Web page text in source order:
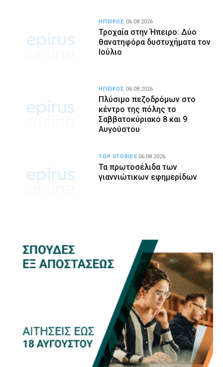
Τροχαία στην Ήπειρο: Δύο
θανατηφόρα δυστυχήματα τον
Ιούλιο
ΗΠΕΙΡΟΣ 06.08.2026
Πλύσιμο πεζοδρόμων στο
κέντρο της πόλης το
Σαββατοκύριακο 8 και 9
Αυγούστου
ΗΠΕΙΡΟΣ 06.08.2026
Τα πρωτοσέλιδα των
γιαννιώτικων εφημερίδων
TOP STORIES 06.08.2026